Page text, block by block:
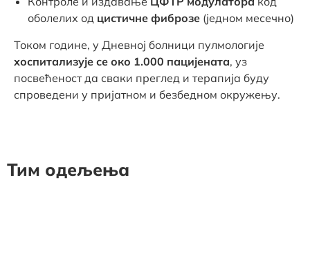
оболелих од цистичне фиброзе (једном месечно)
Током године, у Дневној болници пулмологије
хоспитализује се око 1.000 пацијената, уз
посвећеност да сваки преглед и терапија буду
спроведени у пријатном и безбедном окружењу.
Тим одељења